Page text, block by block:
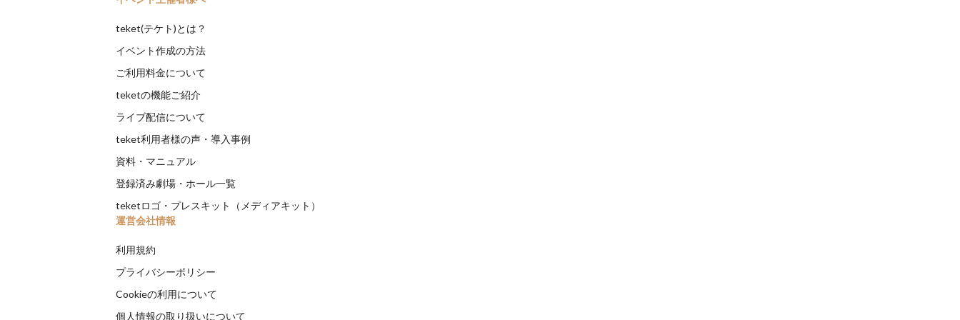
teket(テケト)とは？
イベント作成の方法
ご利用料金について
teketの機能ご紹介
ライブ配信について
teket利用者様の声・導入事例
資料・マニュアル
登録済み劇場・ホール一覧
teketロゴ・プレスキット（メディアキット）
運営会社情報
利用規約
プライバシーポリシー
Cookieの利用について
個人情報の取り扱いについて